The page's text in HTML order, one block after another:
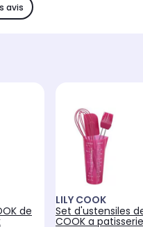
avis
de
LILY COOK
Set d'ustensiles
COOK a